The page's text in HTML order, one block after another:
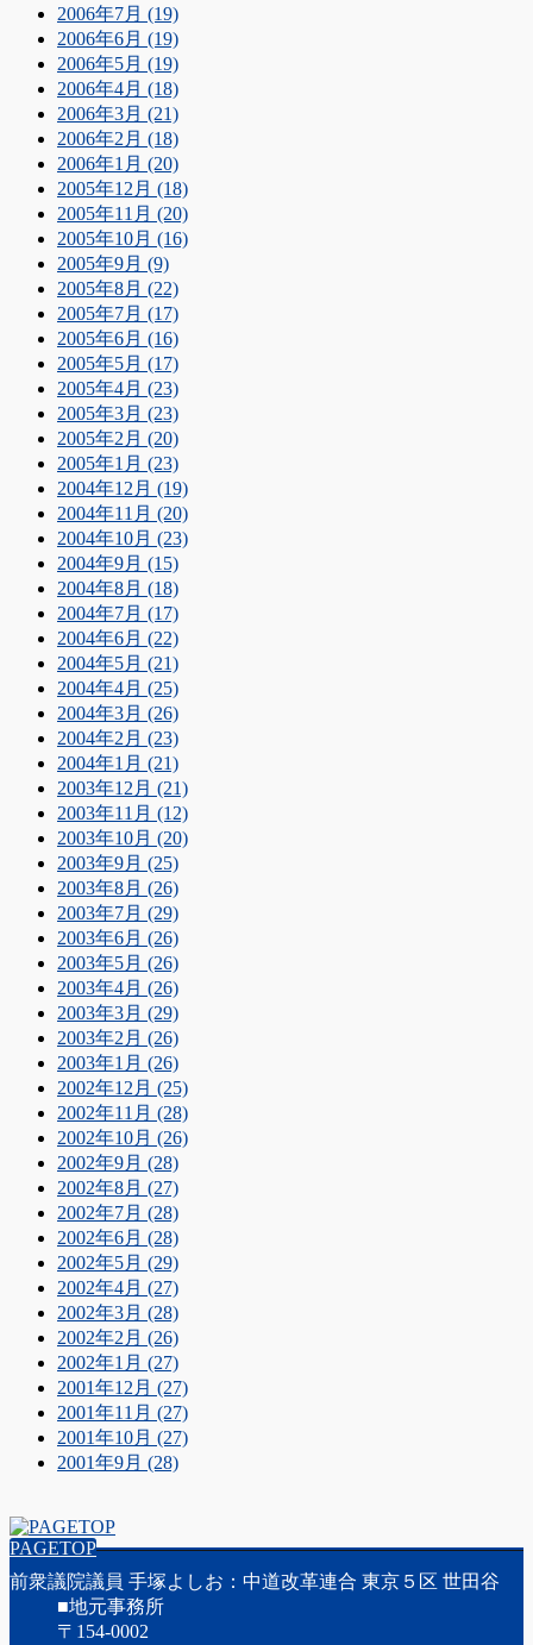
2006年7月 (19)
2006年6月 (19)
2006年5月 (19)
2006年4月 (18)
2006年3月 (21)
2006年2月 (18)
2006年1月 (20)
2005年12月 (18)
2005年11月 (20)
2005年10月 (16)
2005年9月 (9)
2005年8月 (22)
2005年7月 (17)
2005年6月 (16)
2005年5月 (17)
2005年4月 (23)
2005年3月 (23)
2005年2月 (20)
2005年1月 (23)
2004年12月 (19)
2004年11月 (20)
2004年10月 (23)
2004年9月 (15)
2004年8月 (18)
2004年7月 (17)
2004年6月 (22)
2004年5月 (21)
2004年4月 (25)
2004年3月 (26)
2004年2月 (23)
2004年1月 (21)
2003年12月 (21)
2003年11月 (12)
2003年10月 (20)
2003年9月 (25)
2003年8月 (26)
2003年7月 (29)
2003年6月 (26)
2003年5月 (26)
2003年4月 (26)
2003年3月 (29)
2003年2月 (26)
2003年1月 (26)
2002年12月 (25)
2002年11月 (28)
2002年10月 (26)
2002年9月 (28)
2002年8月 (27)
2002年7月 (28)
2002年6月 (28)
2002年5月 (29)
2002年4月 (27)
2002年3月 (28)
2002年2月 (26)
2002年1月 (27)
2001年12月 (27)
2001年11月 (27)
2001年10月 (27)
2001年9月 (28)
PAGETOP
前衆議院議員 手塚よしお：中道改革連合 東京５区 世田谷
■地元事務所
〒154-0002